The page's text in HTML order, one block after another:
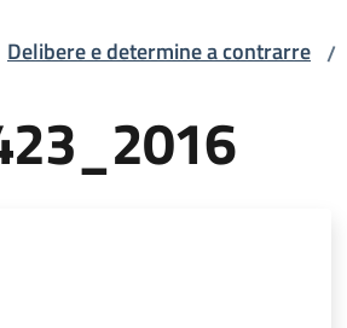
Delibere e determine a contrarre /